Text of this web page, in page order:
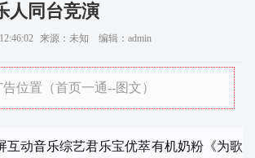
人同台竞演
来源：未知 编辑：admin
告位置（首页一通--图文）
互动音乐综艺君乐宝优萃有机奶粉《为歌